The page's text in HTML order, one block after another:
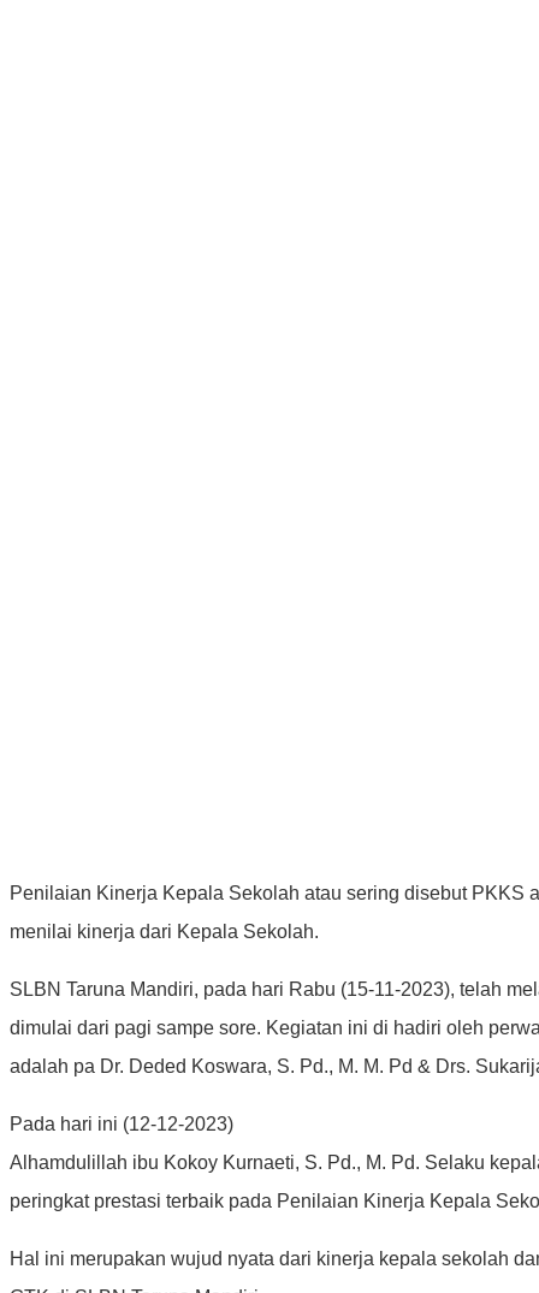
Penilaian Kinerja Kepala Sekolah atau sering disebut PKKS
menilai kinerja dari Kepala Sekolah.
SLBN Taruna Mandiri, pada hari Rabu (15-11-2023), telah
dimulai dari pagi sampe sore. Kegiatan ini di hadiri oleh
adalah pa Dr. Deded Koswara, S. Pd., M. M. Pd & Drs.
Pada hari ini (12-12-2023)
Alhamdulillah ibu Kokoy Kurnaeti, S. Pd., M. Pd. Selaku
peringkat prestasi terbaik pada Penilaian Kinerja Kepala
Hal ini merupakan wujud nyata dari kinerja kepala sekolah